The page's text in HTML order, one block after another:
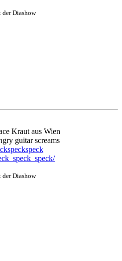
der Diashow
Kraut aus Wien
guitar screams
der Diashow